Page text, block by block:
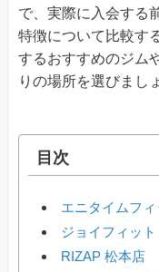
で、実際に入会する
特徴について比較す
するおすすめのジム
りの場所を選びまし
目次
エニタイムフ
ジョイフィッ
RIZAP 松本店